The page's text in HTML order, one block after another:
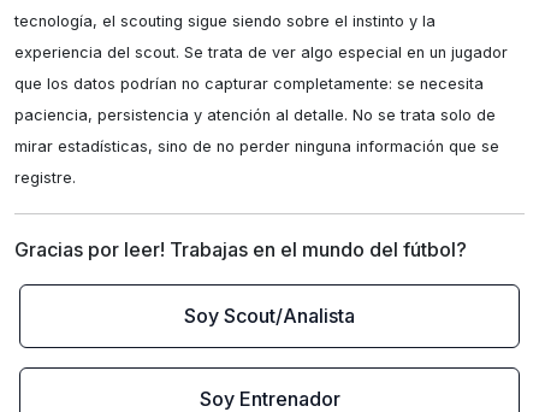
tecnología, el scouting sigue siendo sobre el instinto y la
experiencia del scout. Se trata de ver algo especial en un jugador
que los datos podrían no capturar completamente: se necesita
paciencia, persistencia y atención al detalle. No se trata solo de
mirar estadísticas, sino de no perder ninguna información que se
registre.
Gracias por leer! Trabajas en el mundo del fútbol?
Soy Scout/Analista
Soy Entrenador